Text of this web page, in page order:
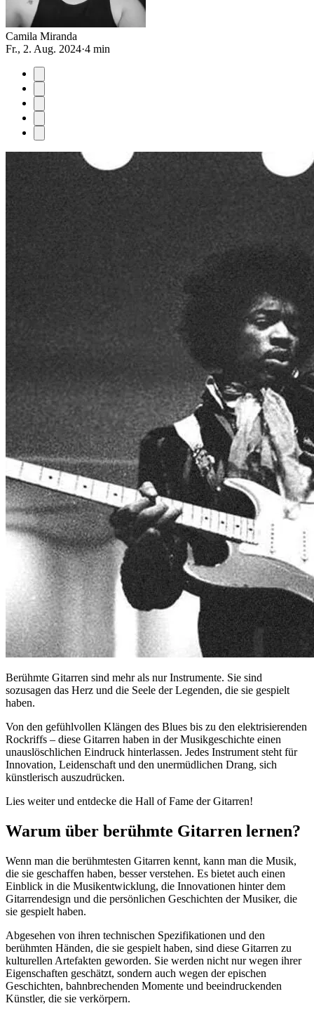
Camila Miranda
Fr., 2. Aug. 2024·4 min
Berühmte Gitarren sind mehr als nur Instrumente. Sie sind
sozusagen das Herz und die Seele der Legenden, die sie gespielt
haben.
Von den gefühlvollen Klängen des Blues bis zu den elektrisierenden
Rockriffs – diese Gitarren haben in der Musikgeschichte einen
unauslöschlichen Eindruck hinterlassen. Jedes Instrument steht für
Innovation, Leidenschaft und den unermüdlichen Drang, sich
künstlerisch auszudrücken.
Lies weiter und entdecke die Hall of Fame der Gitarren!
Warum über berühmte Gitarren lernen?
Wenn man die berühmtesten Gitarren kennt, kann man die Musik,
die sie geschaffen haben, besser verstehen. Es bietet auch einen
Einblick in die Musikentwicklung, die Innovationen hinter dem
Gitarrendesign und die persönlichen Geschichten der Musiker, die
sie gespielt haben.
Abgesehen von ihren technischen Spezifikationen und den
berühmten Händen, die sie gespielt haben, sind diese Gitarren zu
kulturellen Artefakten geworden. Sie werden nicht nur wegen ihrer
Eigenschaften geschätzt, sondern auch wegen der epischen
Geschichten, bahnbrechenden Momente und beeindruckenden
Künstler, die sie verkörpern.